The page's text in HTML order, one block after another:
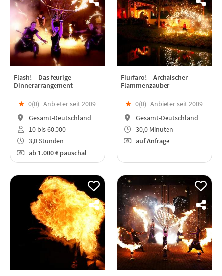
Flash! – Das feurige
Dinnerarrangement
★ 0(0) Anbieter seit 2009
Gesamt-Deutschland
10 bis 60.000
3,0 Stunden
ab1.000 € pauschal
Fiurfaro! – Archaischer
Flammenzauber
★ 0(0) Anbieter seit 2009
Gesamt-Deutschland
30,0 Minuten
auf Anfrage